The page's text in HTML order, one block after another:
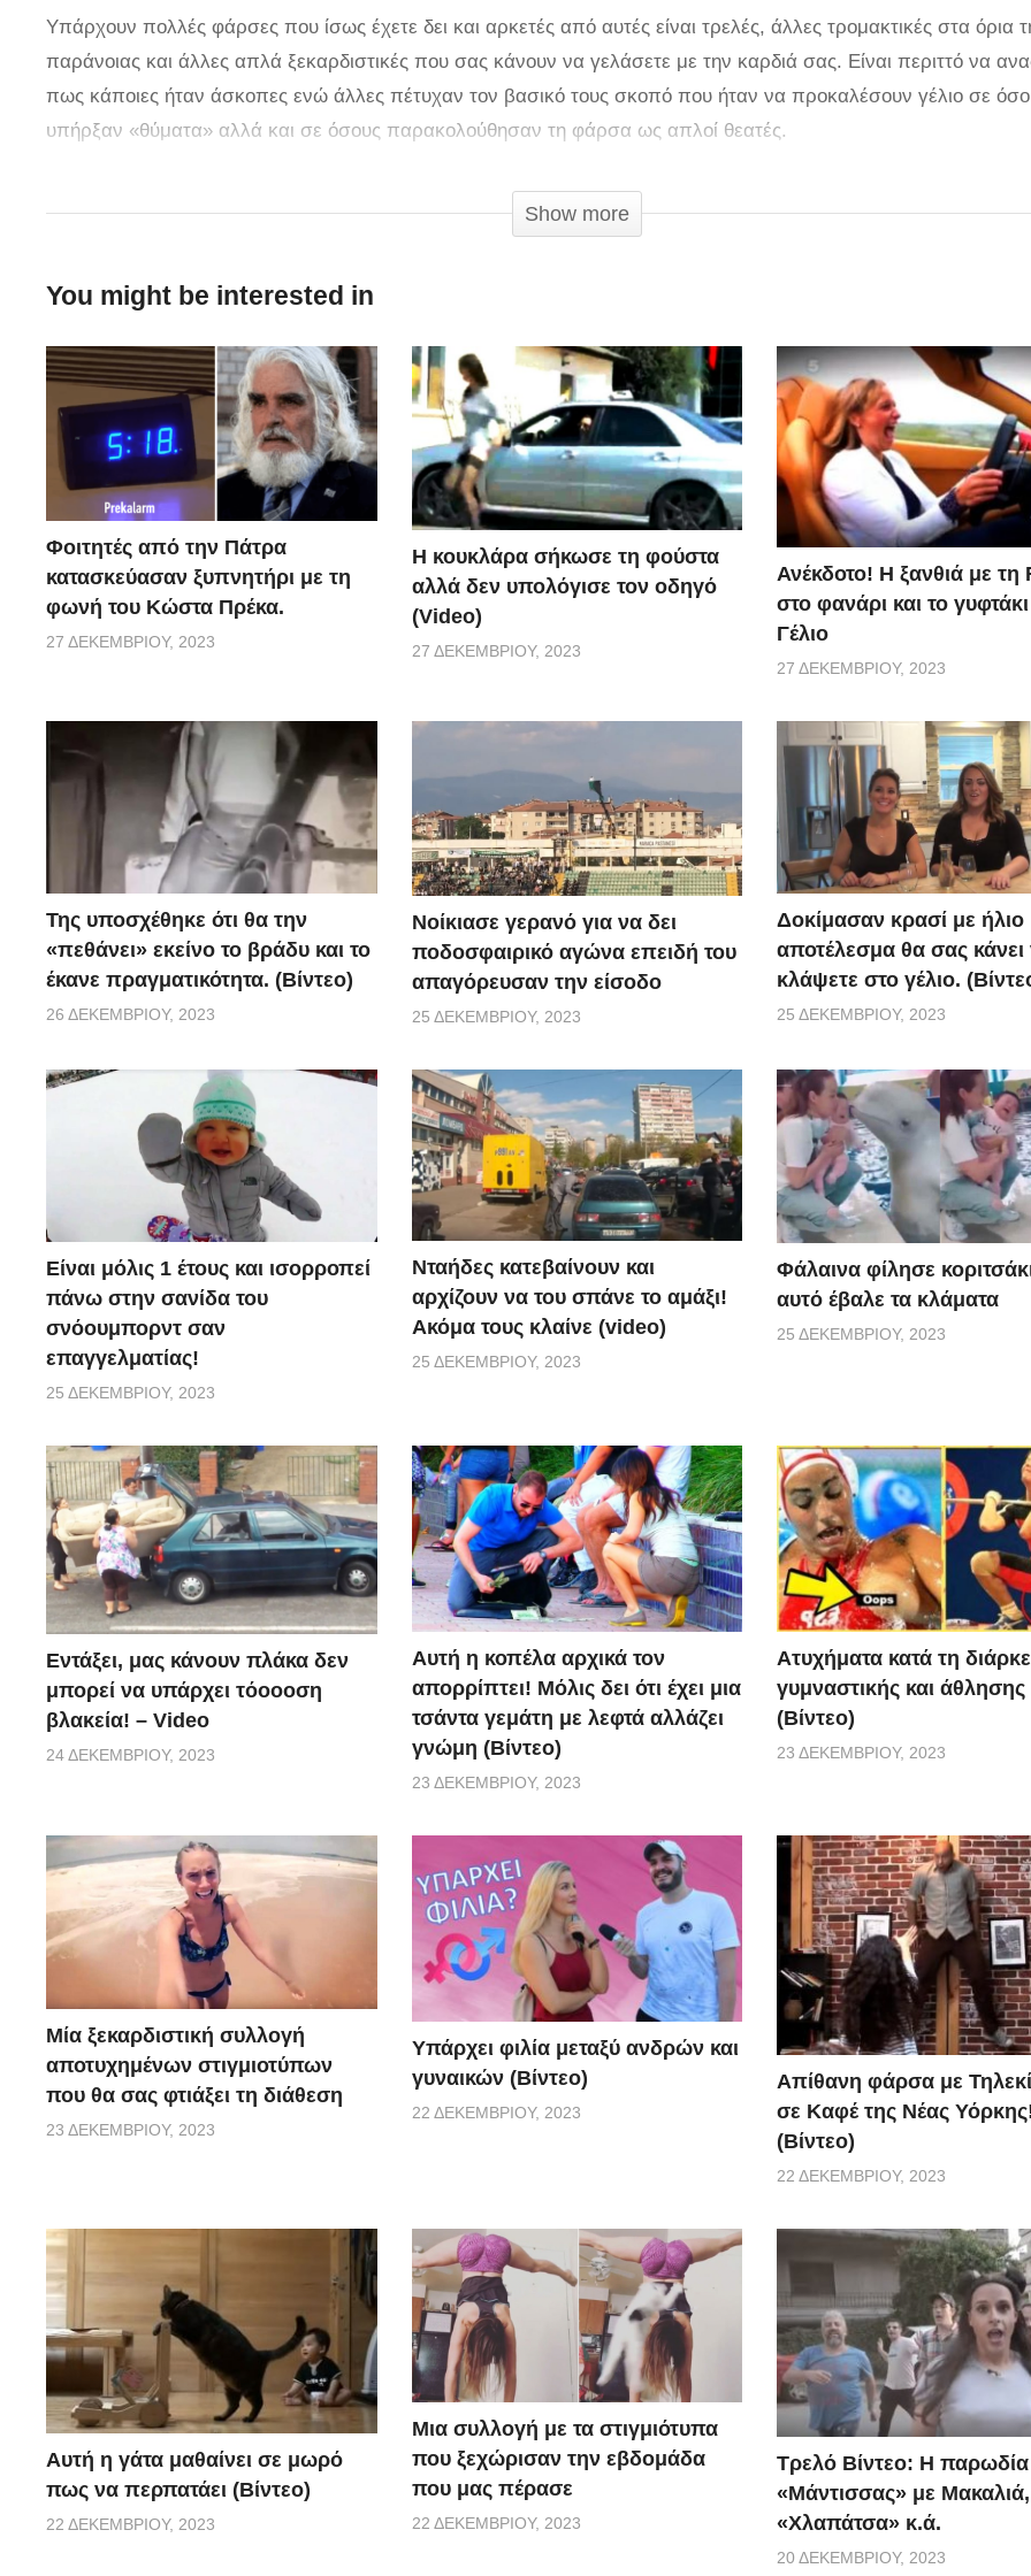
Υπάρχουν πολλές φάρσες που ίσως έχετε δει και αρκετές από αυτές είναι τρελές, άλλες τρομακτικές στα όρια
παράνοιας και άλλες απλά ξεκαρδιστικές που σας κάνουν να γελάσετε με την καρδιά σας. Είναι περιττό να
πως κάποιες ήταν άσκοπες ενώ άλλες πέτυχαν τον βασικό τους σκοπό που ήταν να προκαλέσουν γέλιο σε
υπήρξαν «θύματα» αλλά και σε όσους παρακολούθησαν τη φάρσα ως απλοί θεατές.
Η παρακάτω φάρσα από το Improvln Toronto είναι τόσο καλά σχεδιασμένη και εκτελεσμένη που θα σας κάνει
γελάσετε βλέποντάς το βίντεο ξανά και ξανά. Το σενάριο είναι το εξής: ένας άνδρας ντυμένος στα μαύρα ως
με»! Η κατάσταση παίρνει μια απροσδόκητη τροπή όταν ένας νεαρός σηκώνει το ξίφος για να προκαλέσει τον
Show more
You might be interested in
Φοιτητές από την Πάτρα
κατασκεύασαν ξυπνητήρι με τη
φωνή του Κώστα Πρέκα.
27 ΔΕΚΕΜΒΡΊΟΥ, 2023
Η κουκλάρα σήκωσε τη φούστα
αλλά δεν υπολόγισε τον οδηγό
(Video)
27 ΔΕΚΕΜΒΡΊΟΥ, 2023
Ανέκδοτο! Η ξανθιά με τη
στο φανάρι και το
Γέλιο
27 ΔΕΚΕΜΒΡΊΟΥ, 2023
Της υποσχέθηκε ότι θα την
«πεθάνει» εκείνο το βράδυ και το
έκανε πραγματικότητα. (Βίντεο)
26 ΔΕΚΕΜΒΡΊΟΥ, 2023
Νοίκιασε γερανό για να δει
ποδοσφαιρικό αγώνα επειδή του
απαγόρευσαν την είσοδο
25 ΔΕΚΕΜΒΡΊΟΥ, 2023
Δοκίμασαν κρασί με ήλιο
αποτέλεσμα θα σας κάνει
κλάψετε στο γέλιο.
25 ΔΕΚΕΜΒΡΊΟΥ, 2023
Είναι μόλις 1 έτους και ισορροπεί
πάνω στην σανίδα του
σνόουμπορντ σαν
επαγγελματίας!
25 ΔΕΚΕΜΒΡΊΟΥ, 2023
Νταήδες κατεβαίνουν και
αρχίζουν να του σπάνε το αμάξι!
Ακόμα τους κλαίνε (video)
25 ΔΕΚΕΜΒΡΊΟΥ, 2023
Φάλαινα φίλησε
αυτό έβαλε τα κλάματα
25 ΔΕΚΕΜΒΡΊΟΥ, 2023
Εντάξει, μας κάνουν πλάκα δεν
μπορεί να υπάρχει τόοοοση
βλακεία! – Video
24 ΔΕΚΕΜΒΡΊΟΥ, 2023
Αυτή η κοπέλα αρχικά τον
απορρίπτει! Μόλις δει ότι έχει μια
τσάντα γεμάτη με λεφτά αλλάζει
γνώμη (Βίντεο)
23 ΔΕΚΕΜΒΡΊΟΥ, 2023
Aτυχήματα κατά τη
γυμναστικής και άθλησης
(Βίντεο)
23 ΔΕΚΕΜΒΡΊΟΥ, 2023
Μία ξεκαρδιστική συλλογή
αποτυχημένων στιγμιοτύπων
που θα σας φτιάξει τη διάθεση
23 ΔΕΚΕΜΒΡΊΟΥ, 2023
Υπάρχει φιλία μεταξύ ανδρών και
γυναικών (Βίντεο)
22 ΔΕΚΕΜΒΡΊΟΥ, 2023
Απίθανη φάρσα με
σε Καφέ της Νέας
(Βίντεο)
22 ΔΕΚΕΜΒΡΊΟΥ, 2023
Αυτή η γάτα μαθαίνει σε μωρό
πως να περπατάει (Βίντεο)
22 ΔΕΚΕΜΒΡΊΟΥ, 2023
Μια συλλογή με τα στιγμιότυπα
που ξεχώρισαν την εβδομάδα
που μας πέρασε
22 ΔΕΚΕΜΒΡΊΟΥ, 2023
Τρελό Βίντεο: H παρωδία
«Μάντισσας» με
«Χλαπάτσα» κ.ά.
20 ΔΕΚΕΜΒΡΊΟΥ, 2023